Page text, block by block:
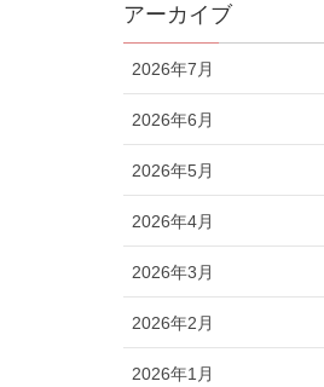
アーカイブ
2026年7月
2026年6月
2026年5月
2026年4月
2026年3月
2026年2月
2026年1月